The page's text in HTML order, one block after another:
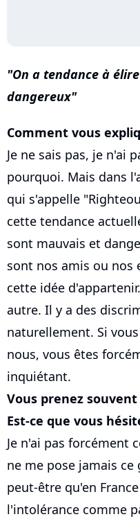
On a tendance à
dangereux
Comment vous
Je ne sais pas, je n'ai
pourquoi. Mais dans
qui s'appelle
cette tendance
sont mauvais et
sont nos amis ou nos
cette idée
autre. Il y a des
naturellement. Si
nous, vous êtes
inquiétant.
Vous prenez
Est-ce que vous
Je n'ai pas forcément
ne me pose jamais
peut-être qu'en
l'intolérance comme